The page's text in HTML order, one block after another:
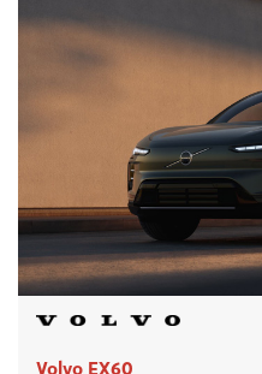
Volvo EX60